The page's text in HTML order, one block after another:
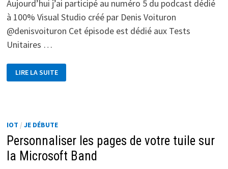
Aujourd’hui j’ai participé au numéro 5 du podcast dédié
à 100% Visual Studio créé par Denis Voituron
@denisvoituron Cet épisode est dédié aux Tests
Unitaires …
LES
TESTS
UNITAIRES
LIRE LA SUITE
IOT / JE DÉBUTE
Personnaliser les pages de votre tuile sur
la Microsoft Band